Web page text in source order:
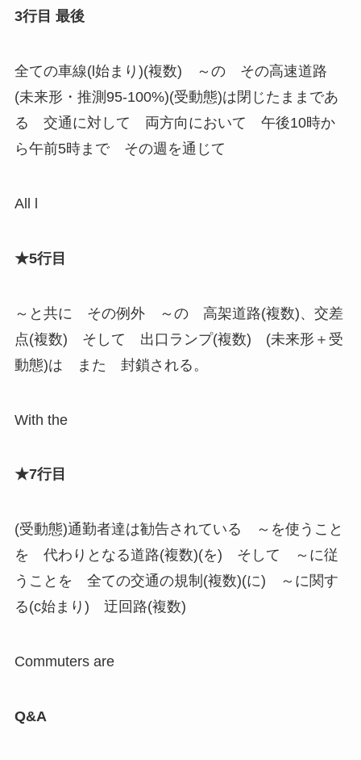
3行目 最後
全ての車線(l始まり)(複数) ～の その高速道路
(未来形・推測95-100%)(受動態)は閉じたままであ
る 交通に対して 両方向において 午後10時か
ら午前5時まで その週を通じて
All l
★5行目
～と共に その例外 ～の 高架道路(複数)、交差
点(複数) そして 出口ランプ(複数) (未来形＋受
動態)は また 封鎖される。
With the
★7行目
(受動態)通勤者達は勧告されている ～を使うこと
を 代わりとなる道路(複数)(を) そして ～に従
うことを 全ての交通の規制(複数)(に) ～に関す
る(c始まり) 迂回路(複数)
Commuters are
Q&A